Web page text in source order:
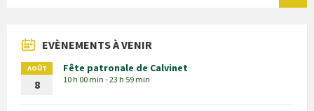
EVÈNEMENTS À VENIR
AOÛT
8
Fête patronale de Calvinet
10 h 00 min - 23 h 59 min